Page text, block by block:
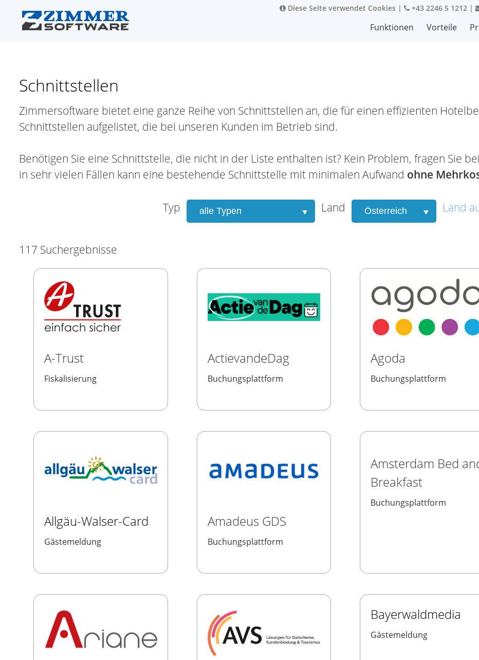
Diese Seite verwendet Cookies | +43 2246 5 1212 |
Funktionen Vorteile
Schnittstellen
Zimmersoftware bietet eine ganze Reihe von Schnittstellen an, die für einen effizienten
Schnittstellen aufgelistet, die bei unseren Kunden im Betrieb sind.
Benötigen Sie eine Schnittstelle, die nicht in der Liste enthalten ist? Kein Problem, fragen Sie
in sehr vielen Fällen kann eine bestehende Schnittstelle mit minimalen Aufwand ohne
Typ Land Land
117 Suchergebnisse
A-Trust
Fiskalisierung
ActievandeDag
Buchungsplattform
Agoda
Buchungsplattform
Allgäu-Walser-Card
Gästemeldung
Amadeus GDS
Buchungsplattform
Amsterdam Bed
Breakfast
Buchungsplattform
Bayerwaldmedia
Gästemeldung